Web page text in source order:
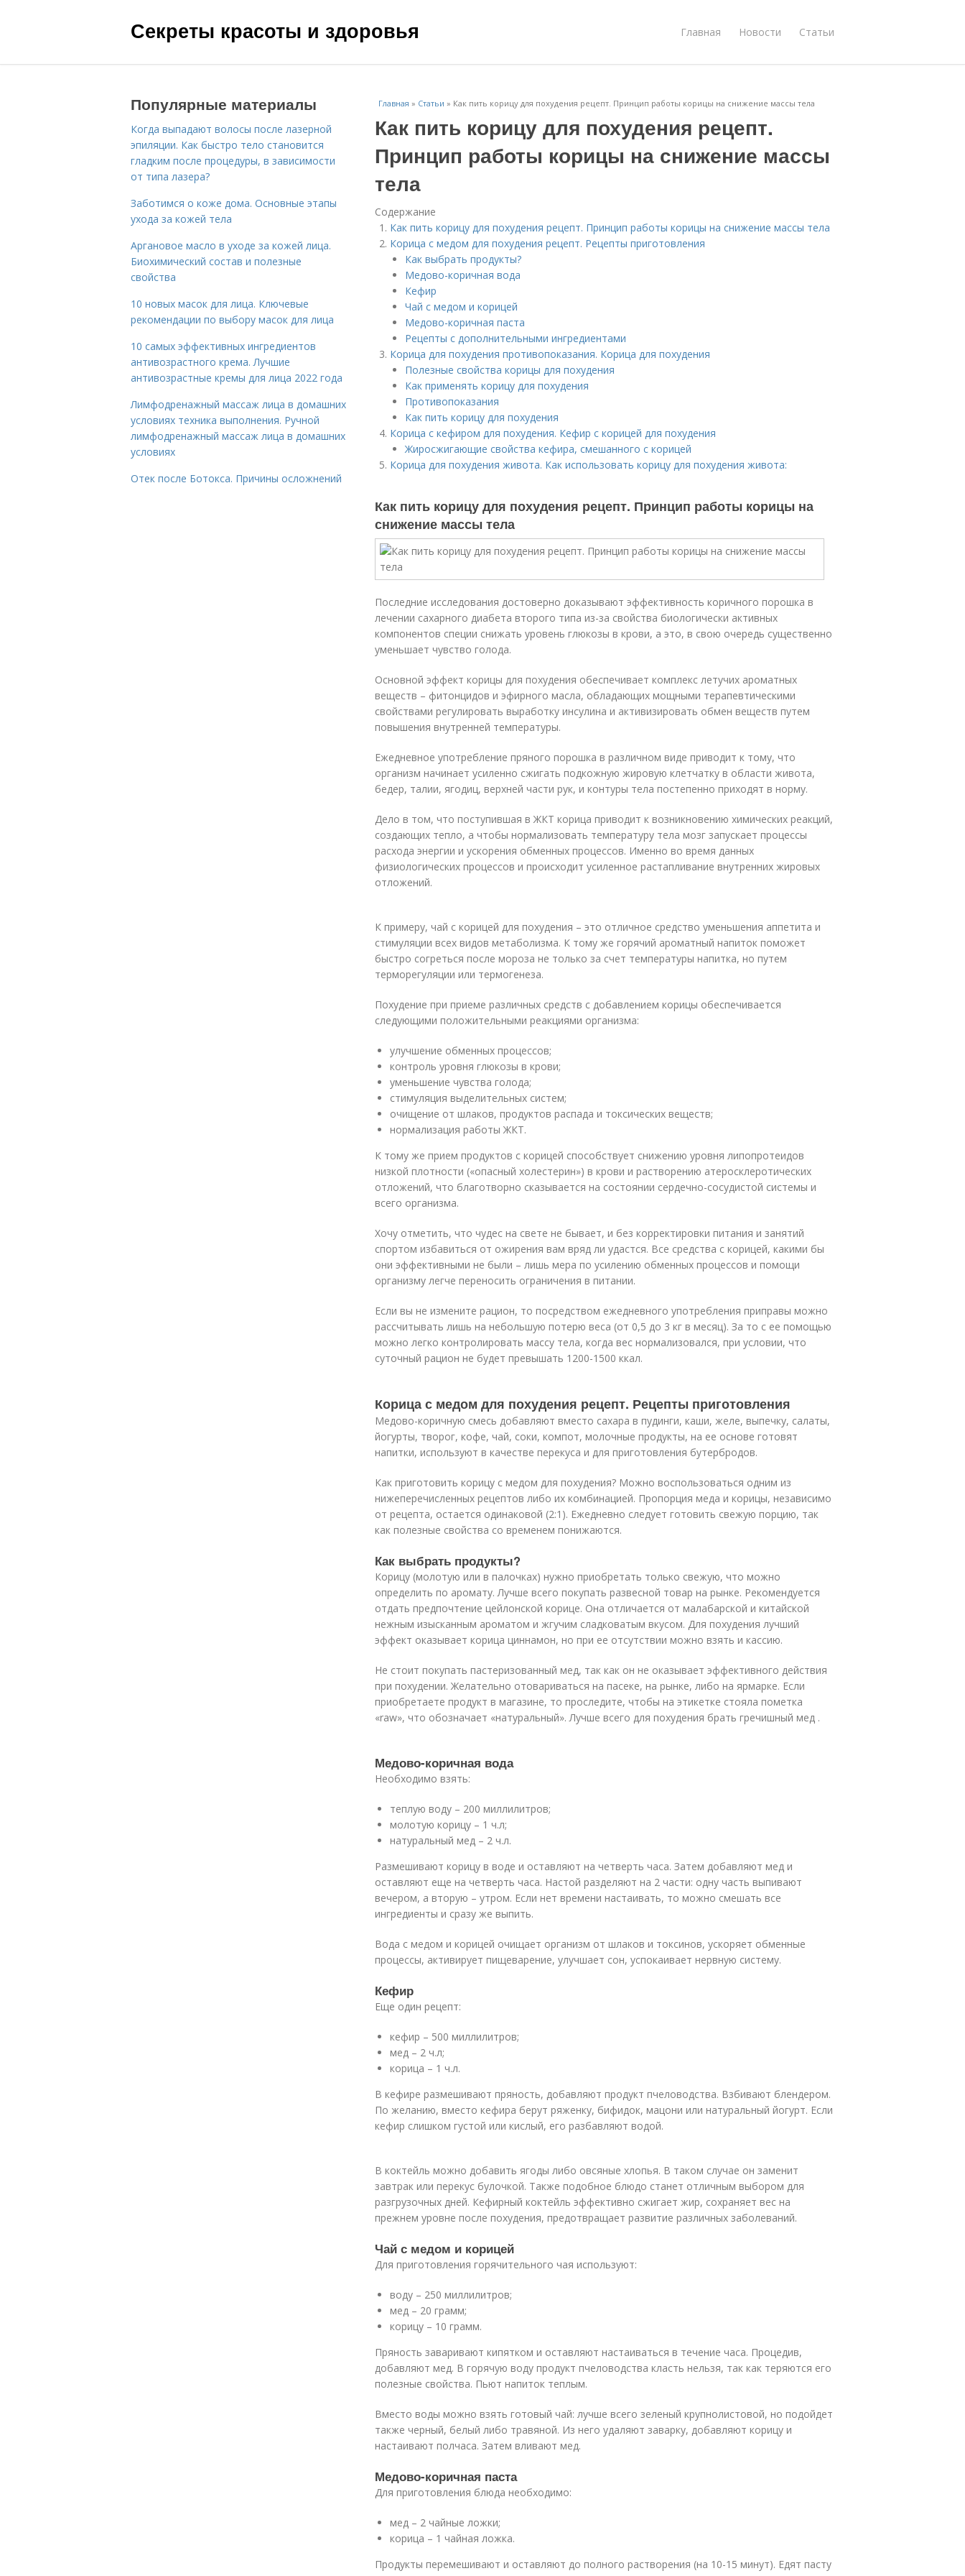
Секреты красоты и здоровья Главная Новости Статьи
Главная » Статьи » Как пить корицу для похудения рецепт. Принцип работы корицы на снижение массы тела
Как пить корицу для похудения рецепт.
Принцип работы корицы на снижение массы
тела
Содержание
Как пить корицу для похудения рецепт. Принцип работы корицы на снижение массы тела
Корица с медом для похудения рецепт. Рецепты приготовления
Как выбрать продукты?
Медово-коричная вода
Кефир
Чай с медом и корицей
Медово-коричная паста
Рецепты с дополнительными ингредиентами
Корица для похудения противопоказания. Корица для похудения
Полезные свойства корицы для похудения
Как применять корицу для похудения
Противопоказания
Как пить корицу для похудения
Корица с кефиром для похудения. Кефир с корицей для похудения
Жиросжигающие свойства кефира, смешанного с корицей
Корица для похудения живота. Как использовать корицу для похудения живота:
Как пить корицу для похудения рецепт. Принцип работы корицы на
снижение массы тела
Последние исследования достоверно доказывают эффективность коричного порошка в
лечении сахарного диабета второго типа из-за свойства биологически активных
компонентов специи снижать уровень глюкозы в крови, а это, в свою очередь существенно
уменьшает чувство голода.
Основной эффект корицы для похудения обеспечивает комплекс летучих ароматных
веществ – фитонцидов и эфирного масла, обладающих мощными терапевтическими
свойствами регулировать выработку инсулина и активизировать обмен веществ путем
повышения внутренней температуры.
Ежедневное употребление пряного порошка в различном виде приводит к тому, что
организм начинает усиленно сжигать подкожную жировую клетчатку в области живота,
бедер, талии, ягодиц, верхней части рук, и контуры тела постепенно приходят в норму.
Дело в том, что поступившая в ЖКТ корица приводит к возникновению химических реакций,
создающих тепло, а чтобы нормализовать температуру тела мозг запускает процессы
расхода энергии и ускорения обменных процессов. Именно во время данных
физиологических процессов и происходит усиленное растапливание внутренних жировых
отложений.
К примеру, чай с корицей для похудения – это отличное средство уменьшения аппетита и
стимуляции всех видов метаболизма. К тому же горячий ароматный напиток поможет
быстро согреться после мороза не только за счет температуры напитка, но путем
терморегуляции или термогенеза.
Похудение при приеме различных средств с добавлением корицы обеспечивается
следующими положительными реакциями организма:
улучшение обменных процессов;
контроль уровня глюкозы в крови;
уменьшение чувства голода;
стимуляция выделительных систем;
очищение от шлаков, продуктов распада и токсических веществ;
нормализация работы ЖКТ.
К тому же прием продуктов с корицей способствует снижению уровня липопротеидов
низкой плотности («опасный холестерин») в крови и растворению атеросклеротических
отложений, что благотворно сказывается на состоянии сердечно-сосудистой системы и
всего организма.
Хочу отметить, что чудес на свете не бывает, и без корректировки питания и занятий
спортом избавиться от ожирения вам вряд ли удастся. Все средства с корицей, какими бы
они эффективными не были – лишь мера по усилению обменных процессов и помощи
организму легче переносить ограничения в питании.
Если вы не измените рацион, то посредством ежедневного употребления приправы можно
рассчитывать лишь на небольшую потерю веса (от 0,5 до 3 кг в месяц). За то с ее помощью
можно легко контролировать массу тела, когда вес нормализовался, при условии, что
суточный рацион не будет превышать 1200-1500 ккал.
Корица с медом для похудения рецепт. Рецепты приготовления
Медово-коричную смесь добавляют вместо сахара в пудинги, каши, желе, выпечку, салаты,
йогурты, творог, кофе, чай, соки, компот, молочные продукты, на ее основе готовят
напитки, используют в качестве перекуса и для приготовления бутербродов.
Как приготовить корицу с медом для похудения? Можно воспользоваться одним из
нижеперечисленных рецептов либо их комбинацией. Пропорция меда и корицы, независимо
от рецепта, остается одинаковой (2:1). Ежедневно следует готовить свежую порцию, так
как полезные свойства со временем понижаются.
Как выбрать продукты?
Корицу (молотую или в палочках) нужно приобретать только свежую, что можно
определить по аромату. Лучше всего покупать развесной товар на рынке. Рекомендуется
отдать предпочтение цейлонской корице. Она отличается от малабарской и китайской
нежным изысканным ароматом и жгучим сладковатым вкусом. Для похудения лучший
эффект оказывает корица циннамон, но при ее отсутствии можно взять и кассию.
Не стоит покупать пастеризованный мед, так как он не оказывает эффективного действия
при похудении. Желательно отовариваться на пасеке, на рынке, либо на ярмарке. Если
приобретаете продукт в магазине, то проследите, чтобы на этикетке стояла пометка
«raw», что обозначает «натуральный». Лучше всего для похудения брать гречишный мед .
Медово-коричная вода
Необходимо взять:
теплую воду – 200 миллилитров;
молотую корицу – 1 ч.л;
натуральный мед – 2 ч.л.
Размешивают корицу в воде и оставляют на четверть часа. Затем добавляют мед и
оставляют еще на четверть часа. Настой разделяют на 2 части: одну часть выпивают
вечером, а вторую – утром. Если нет времени настаивать, то можно смешать все
ингредиенты и сразу же выпить.
Вода с медом и корицей очищает организм от шлаков и токсинов, ускоряет обменные
процессы, активирует пищеварение, улучшает сон, успокаивает нервную систему.
Кефир
Еще один рецепт:
кефир – 500 миллилитров;
мед – 2 ч.л;
корица – 1 ч.л.
В кефире размешивают пряность, добавляют продукт пчеловодства. Взбивают блендером.
По желанию, вместо кефира берут ряженку, бифидок, мацони или натуральный йогурт. Если
кефир слишком густой или кислый, его разбавляют водой.
В коктейль можно добавить ягоды либо овсяные хлопья. В таком случае он заменит
завтрак или перекус булочкой. Также подобное блюдо станет отличным выбором для
разгрузочных дней. Кефирный коктейль эффективно сжигает жир, сохраняет вес на
прежнем уровне после похудения, предотвращает развитие различных заболеваний.
Чай с медом и корицей
Для приготовления горячительного чая используют:
воду – 250 миллилитров;
мед – 20 грамм;
корицу – 10 грамм.
Пряность заваривают кипятком и оставляют настаиваться в течение часа. Процедив,
добавляют мед. В горячую воду продукт пчеловодства класть нельзя, так как теряются его
полезные свойства. Пьют напиток теплым.
Вместо воды можно взять готовый чай: лучше всего зеленый крупнолистовой, но подойдет
также черный, белый либо травяной. Из него удаляют заварку, добавляют корицу и
настаивают полчаса. Затем вливают мед.
Медово-коричная паста
Для приготовления блюда необходимо:
мед – 2 чайные ложки;
корица – 1 чайная ложка.
Продукты перемешивают и оставляют до полного растворения (на 10-15 минут). Едят пасту
Популярные материалы
Когда выпадают волосы после лазерной
эпиляции. Как быстро тело становится
гладким после процедуры, в зависимости
от типа лазера?
Заботимся о коже дома. Основные этапы
ухода за кожей тела
Аргановое масло в уходе за кожей лица.
Биохимический состав и полезные
свойства
10 новых масок для лица. Ключевые
рекомендации по выбору масок для лица
10 самых эффективных ингредиентов
антивозрастного крема. Лучшие
антивозрастные кремы для лица 2022 года
Лимфодренажный массаж лица в домашних
условиях техника выполнения. Ручной
лимфодренажный массаж лица в домашних
условиях
Отек после Ботокса. Причины осложнений